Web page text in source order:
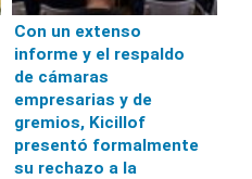
Con un extenso
informe y el respaldo
de cámaras
empresarias y de
gremios, Kicillof
presentó formalmente
su rechazo a la